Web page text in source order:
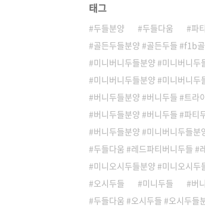
태그
두들분양 두들다움 파
골든두들분양 #골든두들 #f1b
미니버니두들분양 #미니버니
미니버니두들분양 #미니버니
버니두들분양 #버니두들 #트라
버니두들분양 #버니두들 #파티
버니두들분양 #미니버니두들
두들다움 #레드파티버니두들 #
미니오시두들분양 #미니오시
오시두들
미니두들 버
두들다움 #오시두들 #오시두들